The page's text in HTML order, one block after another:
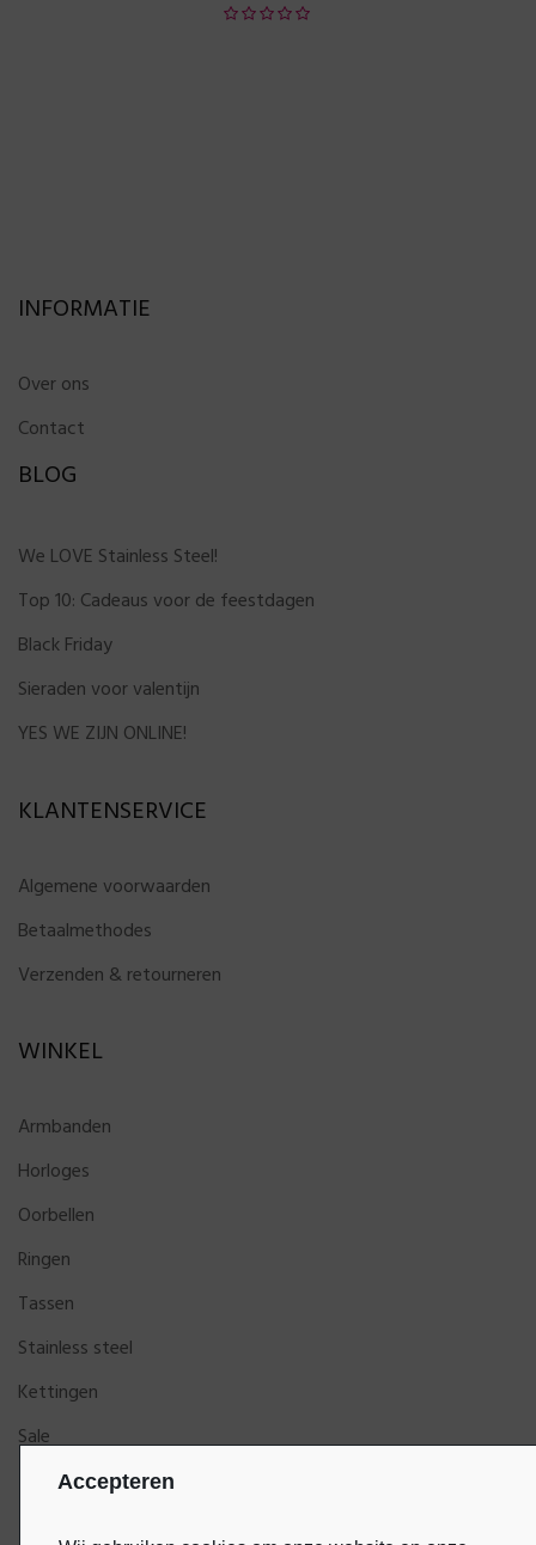
Accepteren
INFORMATIE
Over ons
Contact
BLOG
We LOVE Stainless Steel!
Top 10: Cadeaus voor de feestdagen
Black Friday
Sieraden voor valentijn
YES WE ZIJN ONLINE!
KLANTENSERVICE
Algemene voorwaarden
Betaalmethodes
Verzenden & retourneren
WINKEL
Armbanden
Horloges
Oorbellen
Ringen
Tassen
Stainless steel
Kettingen
Sale